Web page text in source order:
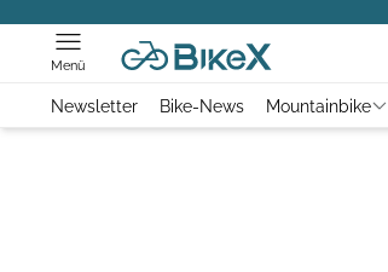
Menü
Newsletter Bike-News Mountainbike